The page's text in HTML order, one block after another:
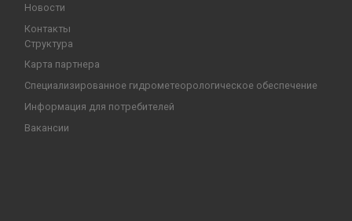
Новости
Контакты
Структура
Карта партнера
Специализированное гидрометеорологическое обеспечение
Информация для потребителей
Вакансии